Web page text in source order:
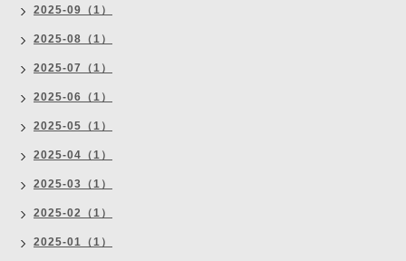
2025-09（1）
2025-08（1）
2025-07（1）
2025-06（1）
2025-05（1）
2025-04（1）
2025-03（1）
2025-02（1）
2025-01（1）